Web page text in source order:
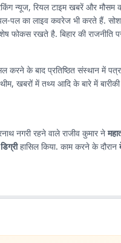
न्यूज, रियल टाइम खबरें और
पल का लाइव कवरेज भी करते हैं.
फोकस रखते है. बिहार की राजनीति
करने के बाद प्रतिष्ठित संस्थान में
आदि के बारे में बारीकी से समझा. जिले से
नगरी रहने वाले राजीव कुमार ने
हासिल किया. काम करने के दौरान